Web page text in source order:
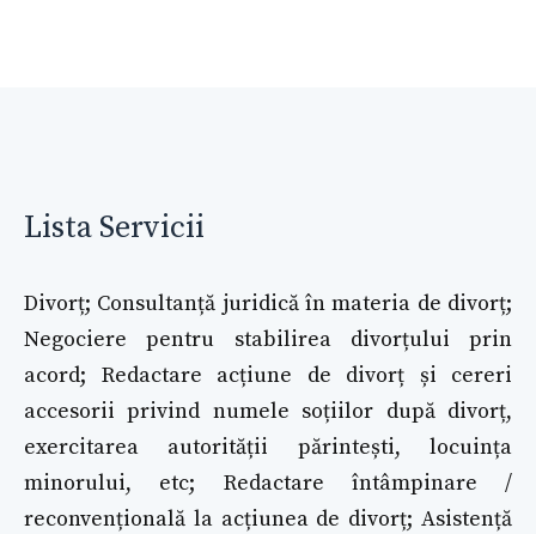
Lista Servicii
Divorț; Consultanță juridică în materia de divorț;
Negociere pentru stabilirea divorțului prin
acord; Redactare acțiune de divorț și cereri
accesorii privind numele soțiilor după divorț,
exercitarea autorității părintești, locuința
minorului, etc; Redactare întâmpinare /
reconvențională la acțiunea de divorț; Asistență